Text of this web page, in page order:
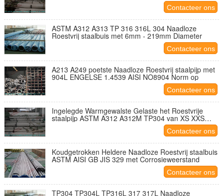
Contacteer ons
ASTM A312 A313 TP 316 316L 304 Naadloze
Roestvrij staalbuis met 6mm - 219mm Diameter
Contacteer ons
A213 A249 poetste Naadloze Roestvrij staalpijp met
904L ENGELSE 1.4539 AISI NO8904 Norm op
Contacteer ons
Ingelegde Warmgewalste Gelaste het Roestvrije
staalpijp ASTM A312 A312M TP304 van XS XXS
Contacteer ons
Koudgetrokken Heldere Naadloze Roestvrij staalbuis
ASTM AISI GB JIS 329 met Corrosieweerstand
Contacteer ons
TP304 TP304L TP316L 317 317L Naadloze